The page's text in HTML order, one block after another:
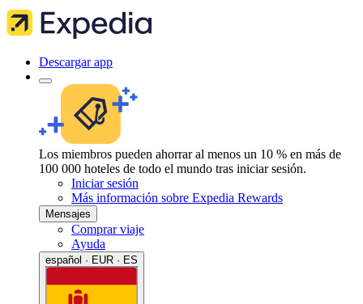
Descargar app
Los miembros pueden ahorrar al menos un 10 % en más de
100 000 hoteles de todo el mundo tras iniciar sesión.
Iniciar sesión
Más información sobre Expedia Rewards
Mensajes
Comprar viaje
Ayuda
español · EUR · ES